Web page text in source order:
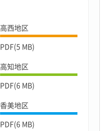
高西地区
PDF(5 MB)
高知地区
PDF(6 MB)
香美地区
PDF(6 MB)